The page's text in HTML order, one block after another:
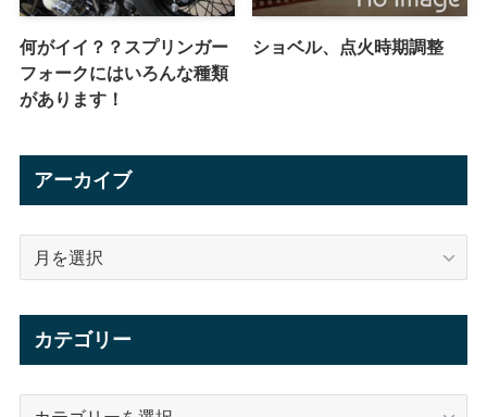
何がイイ？？スプリンガー
フォークにはいろんな種類
があります！
ショベル、点火時期調整
アーカイブ
カテゴリー